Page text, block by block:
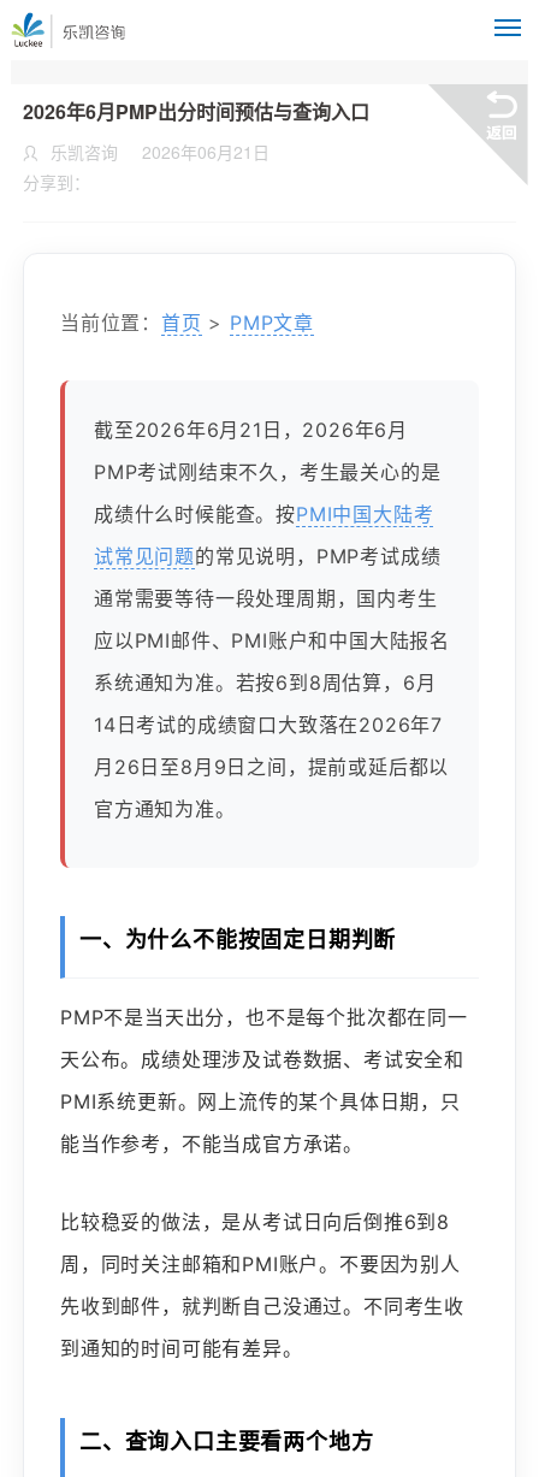
2026年6月PMP出分时间预估与查询入口
乐凯咨询
2026年06月21日
分享到：
当前位置： 首页 > PMP文章
截至2026年6月21日，2026年6月
PMP考试刚结束不久，考生最关心的是
成绩什么时候能查。按PMI中国大陆考
试常见问题的常见说明，PMP考试成绩
通常需要等待一段处理周期，国内考生
应以PMI邮件、PMI账户和中国大陆报名
系统通知为准。若按6到8周估算，6月
14日考试的成绩窗口大致落在2026年7
月26日至8月9日之间，提前或延后都以
官方通知为准。
一、为什么不能按固定日期判断
PMP不是当天出分，也不是每个批次都在同一
天公布。成绩处理涉及试卷数据、考试安全和
PMI系统更新。网上流传的某个具体日期，只
能当作参考，不能当成官方承诺。
比较稳妥的做法，是从考试日向后倒推6到8
周，同时关注邮箱和PMI账户。不要因为别人
先收到邮件，就判断自己没通过。不同考生收
到通知的时间可能有差异。
二、查询入口主要看两个地方